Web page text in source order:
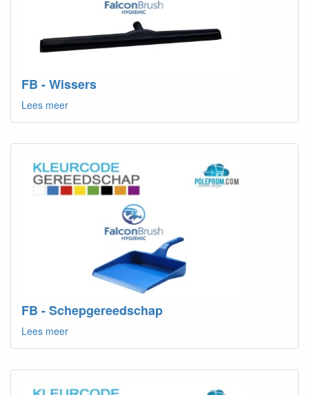
FB - Wissers
Lees meer
FB - Schepgereedschap
Lees meer